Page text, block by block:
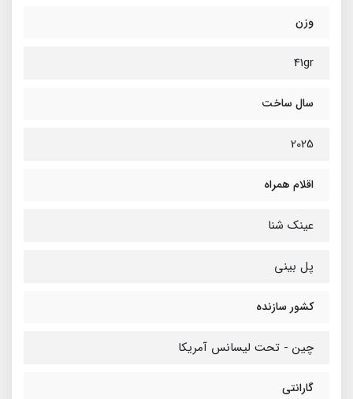
وزن
41gr
سال ساخت
2025
اقلام همراه
عینک شنا
پل بینی
کشور سازنده
چین - تحت لیسانس آمریکا
گارانتی